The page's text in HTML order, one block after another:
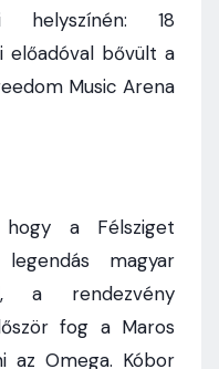
18
előadóval bővült a
Music Arena
a Félsziget
legendás magyar
a rendezvény
fog a Maros
az Omega. Kóbor